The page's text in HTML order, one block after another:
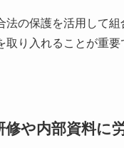
法の保護を活用して
取り入れることが重
修や内部資料に